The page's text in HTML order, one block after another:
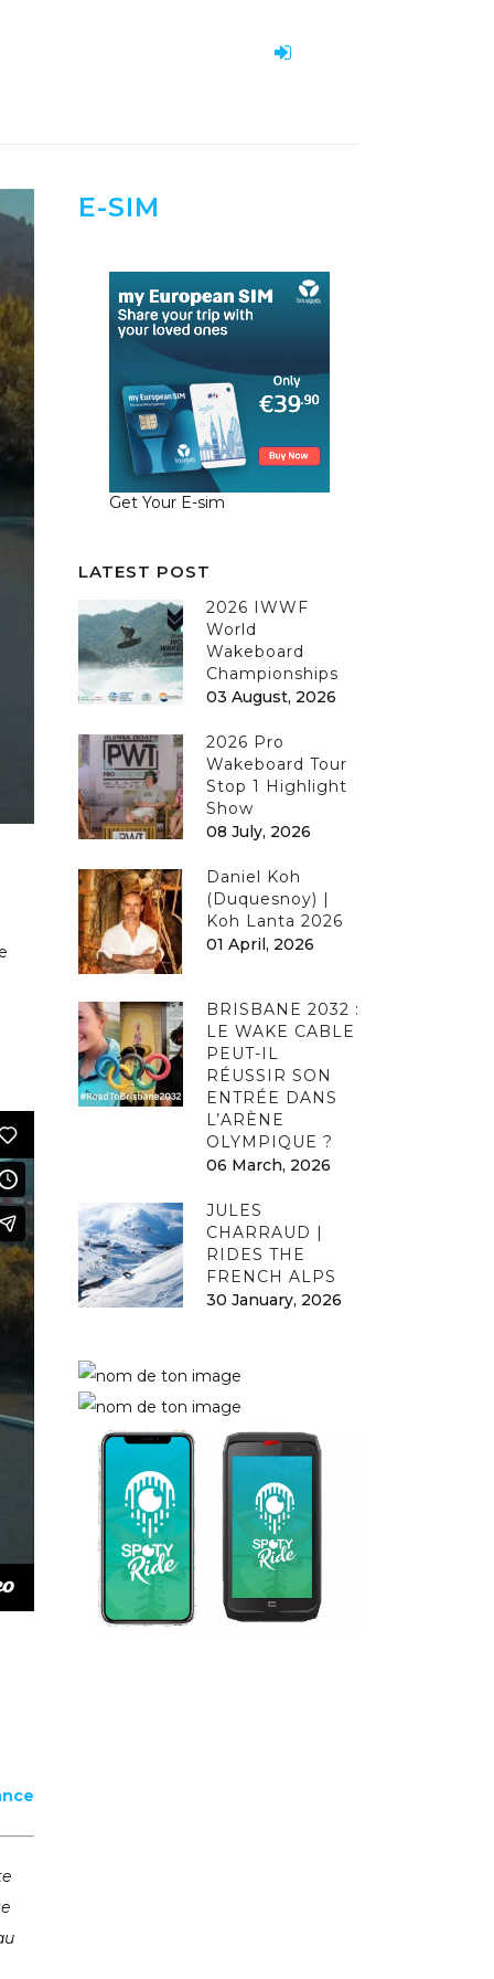
E-SIM
Get Your E-sim
LATEST POST
2026 IWWF
World
Wakeboard
Championships
03 August, 2026
2026 Pro
Wakeboard Tour
Stop 1 Highlight
Show
08 July, 2026
Daniel Koh
(Duquesnoy) |
Koh Lanta 2026
01 April, 2026
BRISBANE 2032 :
LE WAKE CABLE
PEUT-IL
RÉUSSIR SON
ENTRÉE DANS
L’ARÈNE
OLYMPIQUE ?
06 March, 2026
JULES
CHARRAUD |
RIDES THE
FRENCH ALPS
30 January, 2026